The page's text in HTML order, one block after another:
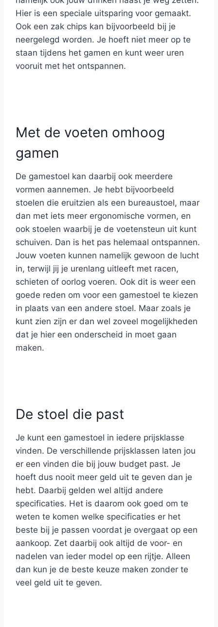
Hier is een speciale uitsparing voor gemaakt.
Ook een zak chips kan bijvoorbeeld bij je
neergelegd worden. Je hoeft niet meer op te
staan tijdens het gamen en kunt weer uren
vooruit met het ontspannen.
Met de voeten omhoog
gamen
De gamestoel kan daarbij ook meerdere
vormen aannemen. Je hebt bijvoorbeeld
stoelen die eruitzien als een bureaustoel, maar
dan met iets meer ergonomische vormen, en
ook stoelen waarbij je de voetensteun uit kunt
schuiven. Dan is het pas helemaal ontspannen.
Jouw voeten kunnen namelijk gewoon de lucht
in, terwijl jij je urenlang uitleeft met racen,
schieten of oorlog voeren. Ook dit is weer een
goede reden om voor een gamestoel te kiezen
in plaats van een andere stoel. Maar zoals je
kunt zien zijn er dan wel zoveel mogelijkheden
dat je hier een onderscheid in moet gaan
maken.
De stoel die past
Je kunt een gamestoel in iedere prijsklasse
vinden. De verschillende prijsklassen laten jou
er een vinden die bij jouw budget past. Je
hoeft dus nooit meer geld uit te geven dan je
hebt. Daarbij gelden wel altijd andere
specificaties. Het is daarom ook goed om te
weten te komen welke specificaties er het
beste bij je passen voordat je overgaat op een
aankoop. Zet daarbij ook altijd de voor- en
nadelen van ieder model op een rijtje. Alleen
dan kun je de beste keuze maken zonder te
veel geld uit te geven.